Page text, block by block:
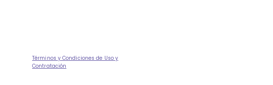
Términos y Condiciones de Uso y
Contratación